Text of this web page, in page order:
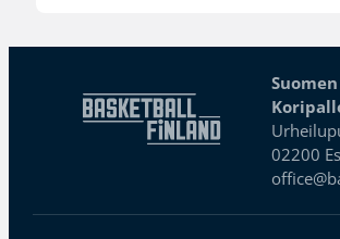
Suomen
02200